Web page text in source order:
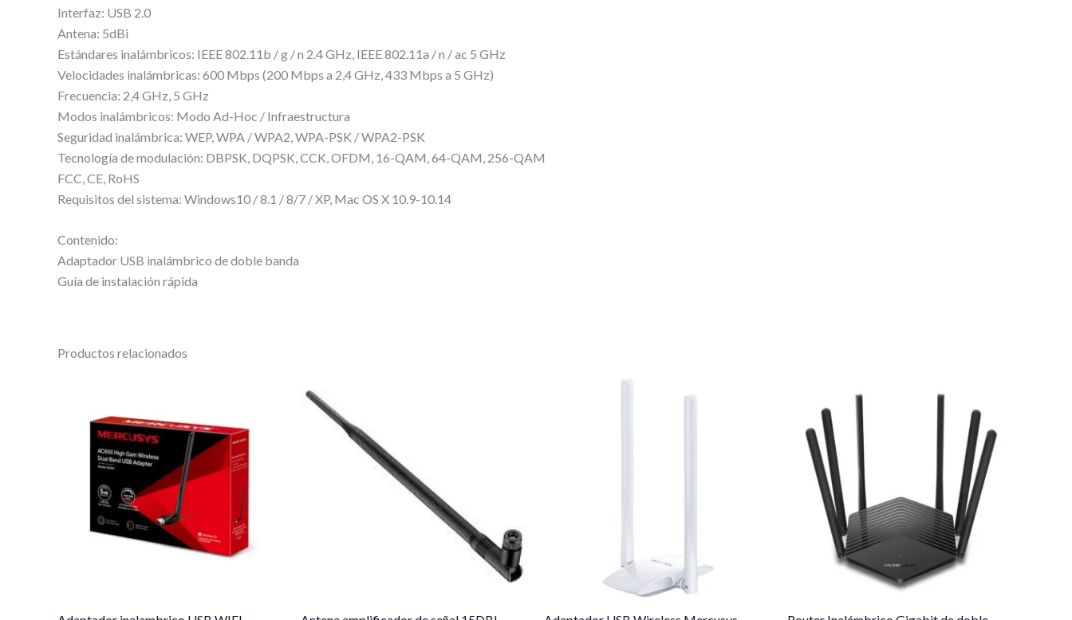
Interfaz: USB 2.0
Antena: 5dBi
Estándares inalámbricos: IEEE 802.11b / g / n 2.4 GHz, IEEE 802.11a / n / ac 5 GHz
Velocidades inalámbricas: 600 Mbps (200 Mbps a 2,4 GHz, 433 Mbps a 5 GHz)
Frecuencia: 2,4 GHz, 5 GHz
Modos inalámbricos: Modo Ad-Hoc / Infraestructura
Seguridad inalámbrica: WEP, WPA / WPA2, WPA-PSK / WPA2-PSK
Tecnología de modulación: DBPSK, DQPSK, CCK, OFDM, 16-QAM, 64-QAM, 256-QAM
FCC, CE, RoHS
Requisitos del sistema: Windows10 / 8.1 / 8/7 / XP, Mac OS X 10.9-10.14
Contenido:
Adaptador USB inalámbrico de doble banda
Guía de instalación rápida
Productos relacionados